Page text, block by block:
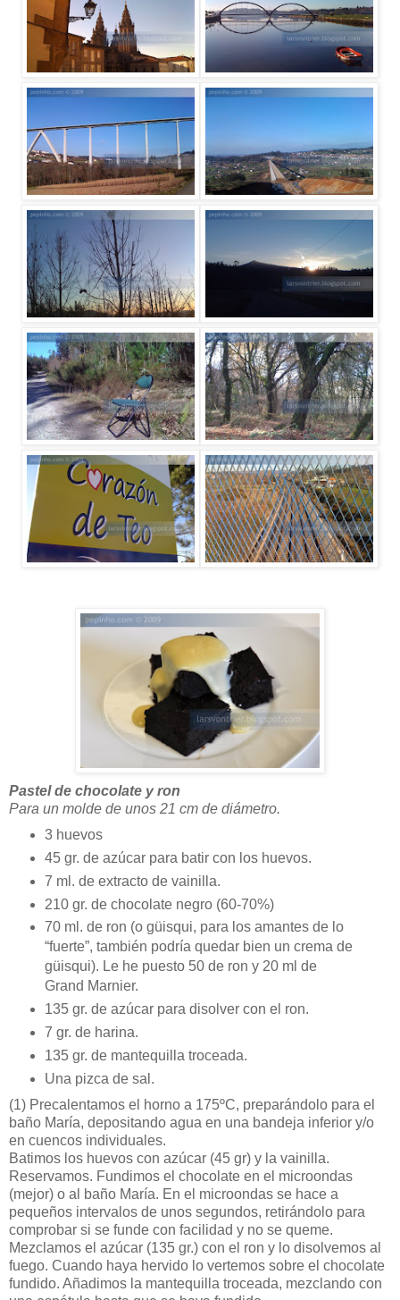
Pastel de chocolate y ron
Para un molde de unos 21 cm de diámetro.
3 huevos
45 gr. de azúcar para batir con los huevos.
7 ml. de extracto de vainilla.
210 gr. de chocolate negro (60-70%)
70 ml. de ron (o güisqui, para los amantes de lo
“fuerte”, también podría quedar bien un crema de
güisqui). Le he puesto 50 de ron y 20 ml de
Grand Marnier.
135 gr. de azúcar para disolver con el ron.
7 gr. de harina.
135 gr. de mantequilla troceada.
Una pizca de sal.
(1) Precalentamos el horno a 175ºC, preparándolo para el
baño María, depositando agua en una bandeja inferior y/o
en cuencos individuales.
Batimos los huevos con azúcar (45 gr) y la vainilla.
Reservamos. Fundimos el chocolate en el microondas
(mejor) o al baño María. En el microondas se hace a
pequeños intervalos de unos segundos, retirándolo para
comprobar si se funde con facilidad y no se queme.
Mezclamos el azúcar (135 gr.) con el ron y lo disolvemos al
fuego. Cuando haya hervido lo vertemos sobre el chocolate
fundido. Añadimos la mantequilla troceada, mezclando con